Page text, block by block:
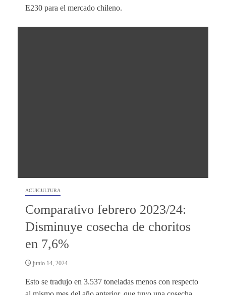
E230 para el mercado chileno.
ACUICULTURA
Comparativo febrero 2023/24:
Disminuye cosecha de choritos
en 7,6%
junio 14, 2024
Esto se tradujo en 3.537 toneladas menos con respecto